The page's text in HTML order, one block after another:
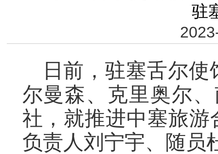
驻
日前，驻塞舌尔
尔曼森、克里奥尔
社，就推进中塞旅
负责人刘宁宇、随员